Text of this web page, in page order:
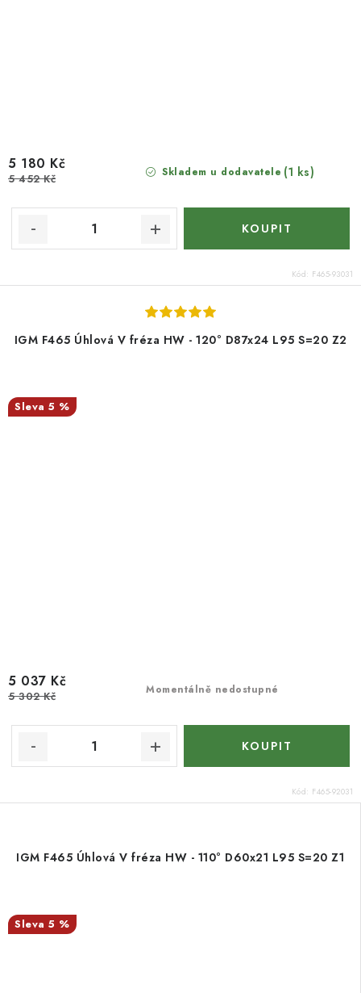
Skladem u dodavatele (1 ks)
5 180 Kč
5 452 Kč
Kód: F465-93031
IGM F465 Úhlová V fréza HW - 120° D87x24 L95 S=20 Z2
5 %
Momentálně nedostupné
5 037 Kč
5 302 Kč
Kód: F465-92031
IGM F465 Úhlová V fréza HW - 110° D60x21 L95 S=20 Z1
5 %